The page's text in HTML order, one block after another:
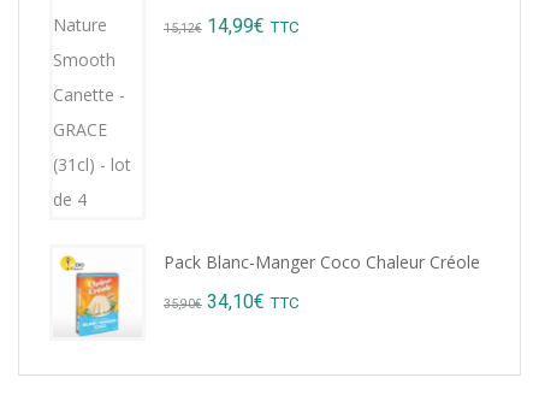
15,12€ Original
14,99€ Current
TTC
Pack Blanc-Manger Coco Chaleur Créole
35,90€ Original
was:
34,10€ Current
is:
TTC